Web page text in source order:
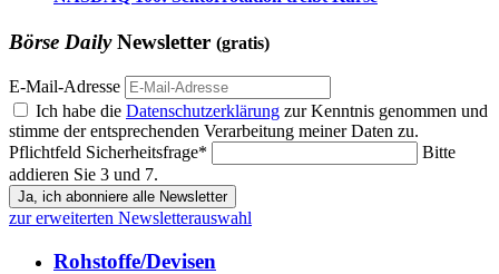
Börse DailyNewsletter (gratis)
E-Mail-Adresse
Ich habe die Datenschutzerklärung zur Kenntnis genommen und
stimme der entsprechenden Verarbeitung meiner Daten zu.
Pflichtfeld Sicherheitsfrage*
Bitte
addieren Sie 3 und 7.
Ja, ich abonniere alle Newsletter
zur erweiterten Newsletterauswahl
Rohstoffe/Devisen